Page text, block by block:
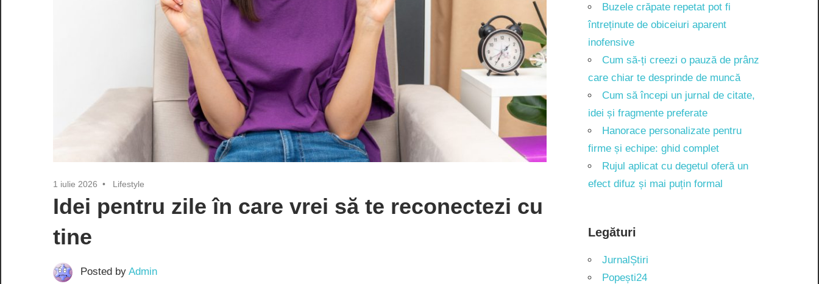
1 iulie 2026 Lifestyle
Idei pentru zile în care vrei să te reconectezi cu
tine
Posted by Admin
Buzele crăpate repetat pot fi
întreținute de obiceiuri aparent
inofensive
Cum să-ți creezi o pauză de prânz
care chiar te desprinde de muncă
Cum să începi un jurnal de citate,
idei și fragmente preferate
Hanorace personalizate pentru
firme și echipe: ghid complet
Rujul aplicat cu degetul oferă un
efect difuz și mai puțin formal
Legături
JurnalȘtiri
Popești24